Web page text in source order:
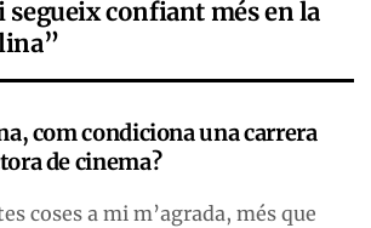
segueix confiant més en la
com condiciona una carrera
de cinema?
coses a mi m’agrada, més que